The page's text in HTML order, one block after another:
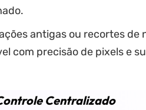
antigas ou recortes de
com precisão de pixels e
Centralizado